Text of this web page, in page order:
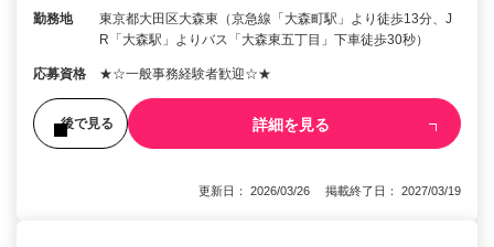
勤務地
東京都大田区大森東（京急線「大森町駅」より徒歩13分、J
R「大森駅」よりバス「大森東五丁目」下車徒歩30秒）
応募資格 ★☆一般事務経験者歓迎☆★
後で見る 詳細を見る
更新日： 2026/03/26 掲載終了日： 2027/03/19